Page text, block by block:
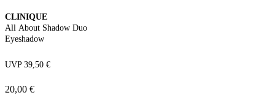
CLINIQUE
All About Shadow Duo
Eyeshadow
UVP 39,50 €
20,00 €